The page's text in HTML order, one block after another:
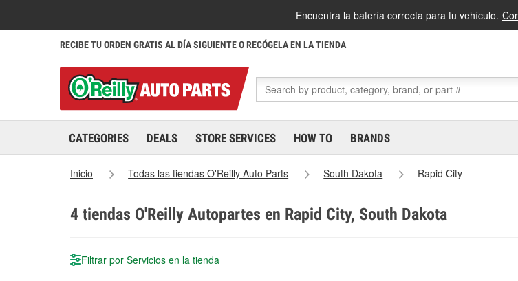
Encuentra la batería correcta para tu vehículo.
RECIBE TU ORDEN GRATIS AL DÍA SIGUIENTE O RECÓGELA EN LA TIENDA
CATEGORIES DEALS STORE SERVICES HOW TO BRANDS
Inicio Todas las tiendas O'Reilly Auto Parts South Dakota Rapid City
4 tiendas O'Reilly Autopartes en Rapid City, South Dakota
Filtrar por Servicios en la tienda